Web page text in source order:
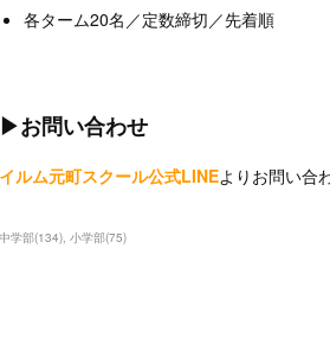
各ターム20名／定数締切／先着順
▶お問い合わせ
イルム元町スクール公式LINEよりお問い合
中学部(134) 小学部(75)